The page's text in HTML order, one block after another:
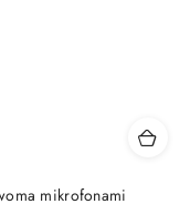
mikrofonami